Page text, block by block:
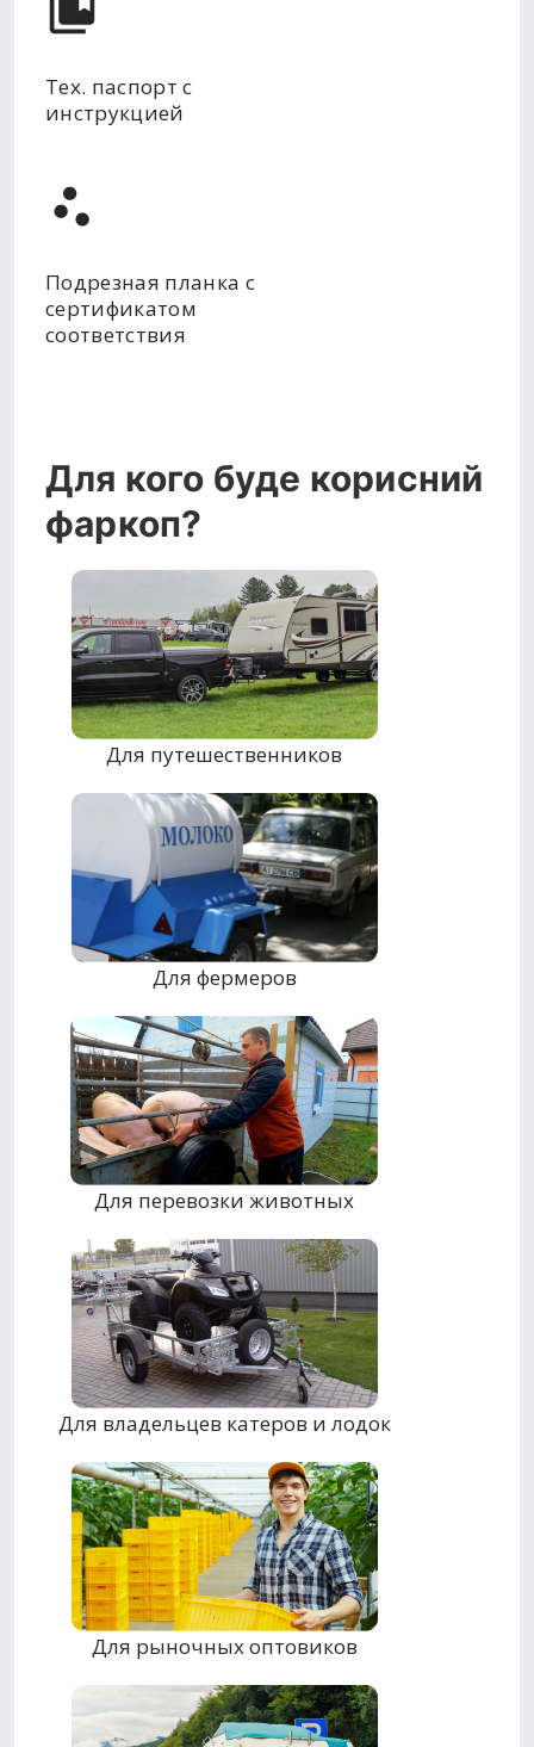
Тех. паспорт с
инструкцией
Подрезная планка с
сертификатом
соответствия
Для кого буде корисний
фаркоп?
Для путешественников
Для фермеров
Для перевозки животных
Для владельцев катеров и лодок
Для рыночных оптовиков